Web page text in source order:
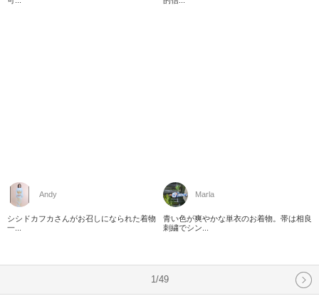
Andy
シシドカフカさんがお召しになられた着物
一...
Marla
青い色が爽やかな単衣のお着物。帯は相良
刺繍でシン...
1/49